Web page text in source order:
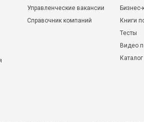
Управленческие вакансии
Справочник компаний
Книги
Тесты
Видео